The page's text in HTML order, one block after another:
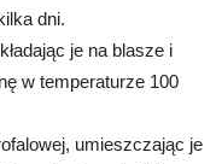
dni.
je na blasze i
w temperaturze 100
umieszczając je